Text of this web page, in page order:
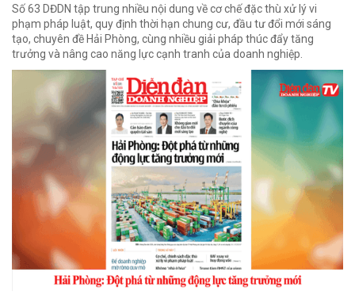
Số 63 DĐDN tập trung nhiều nội dung về cơ chế đặc thù xử lý vi
phạm pháp luật, quy định thời hạn chung cư, đầu tư đổi mới sáng
tạo, chuyên đề Hải Phòng, cùng nhiều giải pháp thúc đẩy tăng
trưởng và nâng cao năng lực cạnh tranh của doanh nghiệp.